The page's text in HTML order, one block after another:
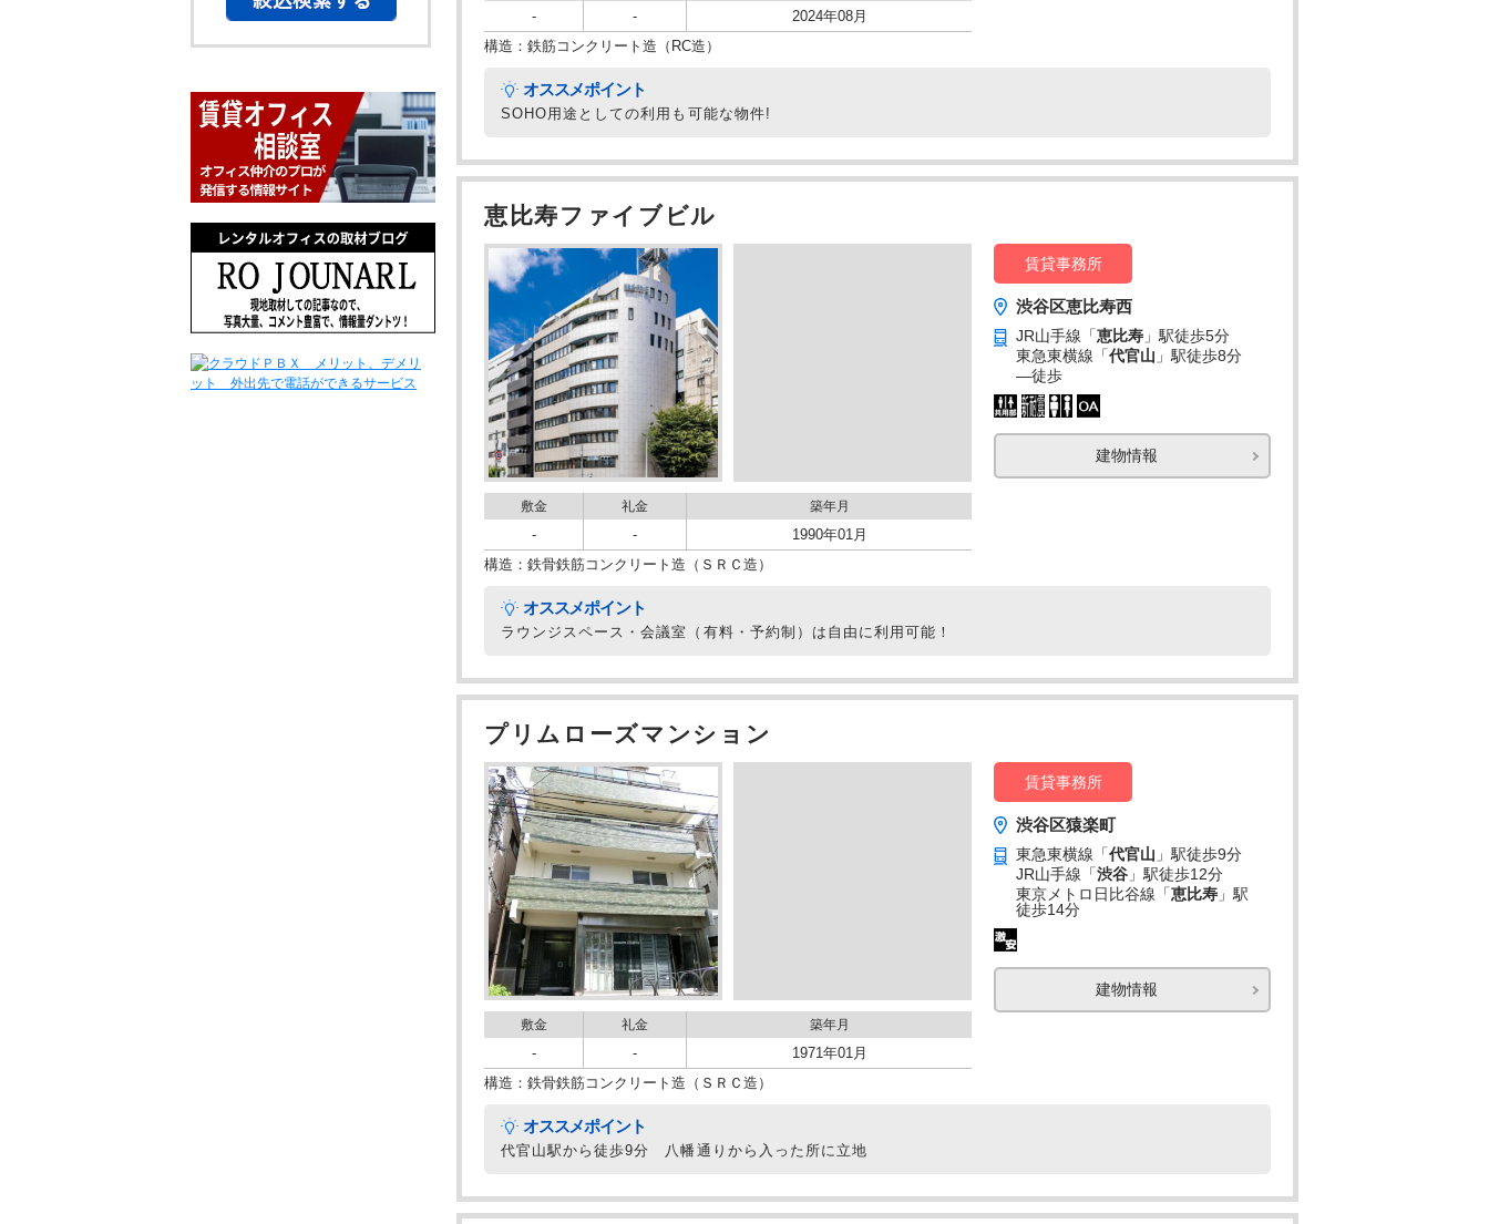
- -
2024年08月
構造：鉄筋コンクリート造（RC造）
オススメポイント
SOHO用途としての利用も可能な物件!
恵比寿ファイブビル
敷金 礼金 築年月
- -
1990年01月
構造：鉄骨鉄筋コンクリート造（ＳＲＣ造）
賃貸事務所
渋谷区恵比寿西
JR山手線「恵比寿 」駅徒歩5分
東急東横線「代官山 」駅徒歩8分
―徒歩
建物情報
オススメポイント
ラウンジスペース・会議室（有料・予約制）は自由に利用可能！
プリムローズマンション
敷金 礼金 築年月
- -
1971年01月
構造：鉄骨鉄筋コンクリート造（ＳＲＣ造）
賃貸事務所
渋谷区猿楽町
東急東横線「代官山 」駅徒歩9分
JR山手線「渋谷 」駅徒歩12分
東京メトロ日比谷線「恵比寿 」駅
徒歩14分
建物情報
オススメポイント
代官山駅から徒歩9分 八幡通りから入った所に立地